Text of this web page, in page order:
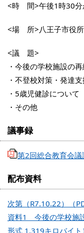
<時 間>午後1時30分
<場 所>八王子市役
<議 題>
・今後の学校施設の
・不登校対策・発達
・5歳児健診について
・その他
議事録
第2回総合教育会議
配布資料
次第（R7.10.22）（
資料1 今後の学校施
形式 1,319キロバイト